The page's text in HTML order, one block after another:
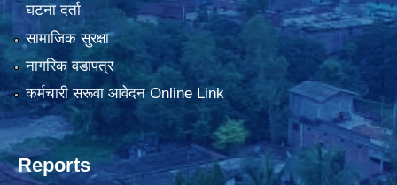
घटना दर्ता
सामाजिक सुरक्षा
नागरिक वडापत्र
कर्मचारी सरूवा आवेदन Online Link
Reports